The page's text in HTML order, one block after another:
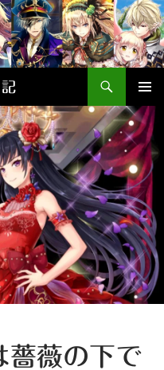
メインメ
ニュー
薇の下で